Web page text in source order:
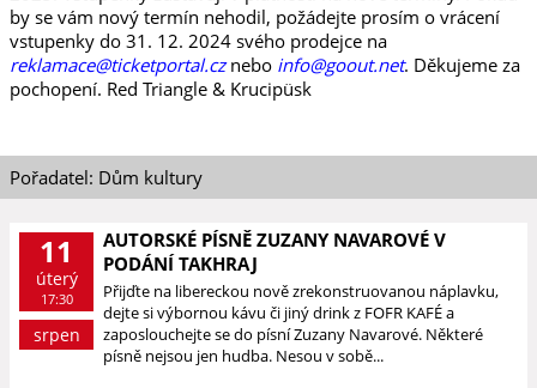
by se vám nový termín nehodil, požádejte prosím o vrácení
vstupenky do 31. 12. 2024 svého prodejce na
reklamace@ticketportal.cznebo info@goout.net. Děkujeme za
pochopení. Red Triangle & Krucipüsk
Pořadatel: Dům kultury
11
úterý
17:30
srpen
AUTORSKÉ PÍSNĚ ZUZANY NAVAROVÉ V
PODÁNÍ TAKHRAJ
Přijďte na libereckou nově zrekonstruovanou náplavku,
dejte si výbornou kávu či jiný drink z FOFR KAFÉ a
zaposlouchejte se do písní Zuzany Navarové. Některé
písně nejsou jen hudba. Nesou v sobě...